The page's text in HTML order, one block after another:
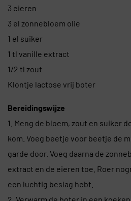
3 eieren
3 el zonnebloem olie
1 el suiker
1 tl vanille extract
1/2 tl zout
Klontje lactose vrij boter
Bereidingswijze
1. Meng de bloem, zout en suiker
kom. Voeg beetje voor beetje de
garde door. Voeg daarna de
extract en de eieren toe. Roer
een luchtig beslag hebt.